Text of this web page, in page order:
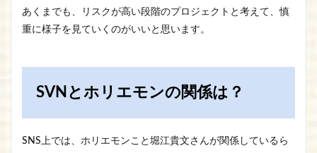
あくまでも、リスクが高い段階のプロジェクトと考えて、慎
重に様子を見ていくのがいいと思います。
SVNとホリエモンの関係は？
SNS上では、ホリエモンこと堀江貴文さんが関係しているら